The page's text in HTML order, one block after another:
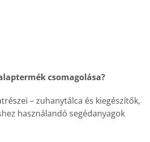
csomagolása?
– zuhanytálca és kiegészítők,
használandó segédanyagok